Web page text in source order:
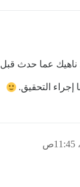
عما حدث قبل 4 سنوات!
إجراء التحقيق.